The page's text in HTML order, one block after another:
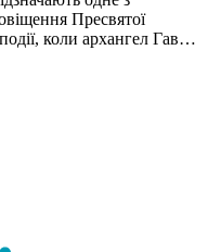
Пресвятої
коли архангел Гав…